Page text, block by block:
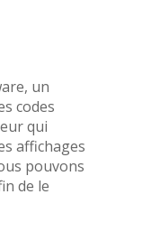
un
codes
qui
affichages
pouvons
de le